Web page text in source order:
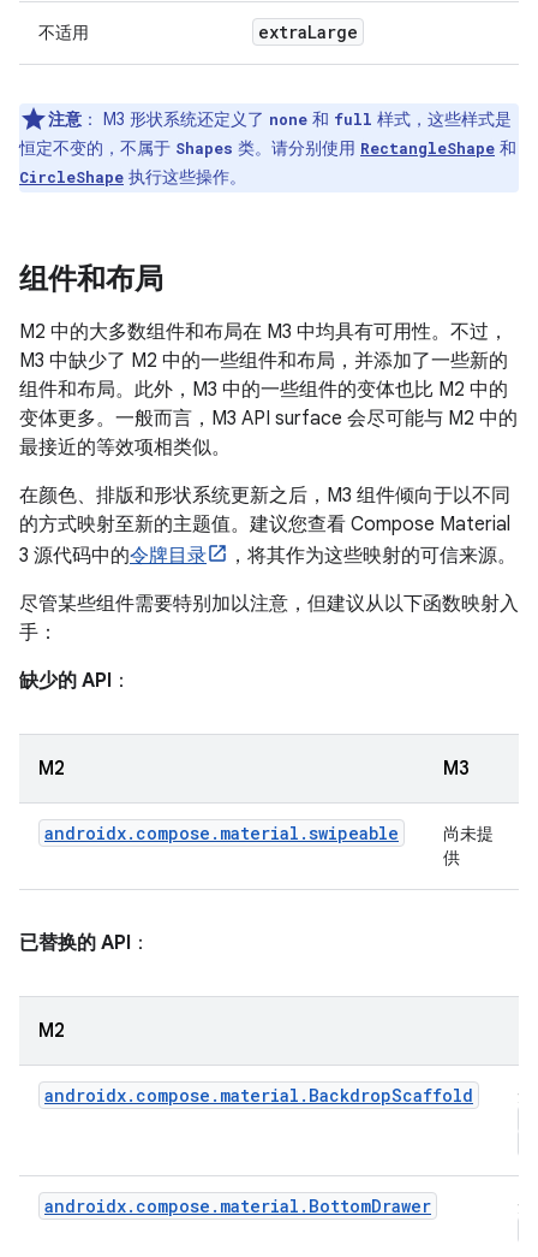
不适用 extraLarge
注意 ： M3 形状系统还定义了 none 和 full 样式，这些样式是
恒定不变的，不属于 Shapes 类。请分别使用 RectangleShape 和
CircleShape 执行这些操作。
组件和布局
M2 中的大多数组件和布局在 M3 中均具有可用性。不过，
M3 中缺少了 M2 中的一些组件和布局，并添加了一些新的
组件和布局。此外，M3 中的一些组件的变体也比 M2 中的
变体更多。一般而言，M3 API surface 会尽可能与 M2 中的
最接近的等效项相类似。
在颜色、排版和形状系统更新之后，M3 组件倾向于以不同
的方式映射至新的主题值。建议您查看 Compose Material
3 源代码中的令牌目录
，将其作为这些映射的可信来源。
尽管某些组件需要特别加以注意，但建议从以下函数映射入
手：
缺少的 API ：
M2 M3
androidx.compose.material.swipeable
尚未提
供
已替换的 API ：
M2
androidx.compose.material.BackdropScaffold 无
androidx.compose.material.BottomDrawer 无